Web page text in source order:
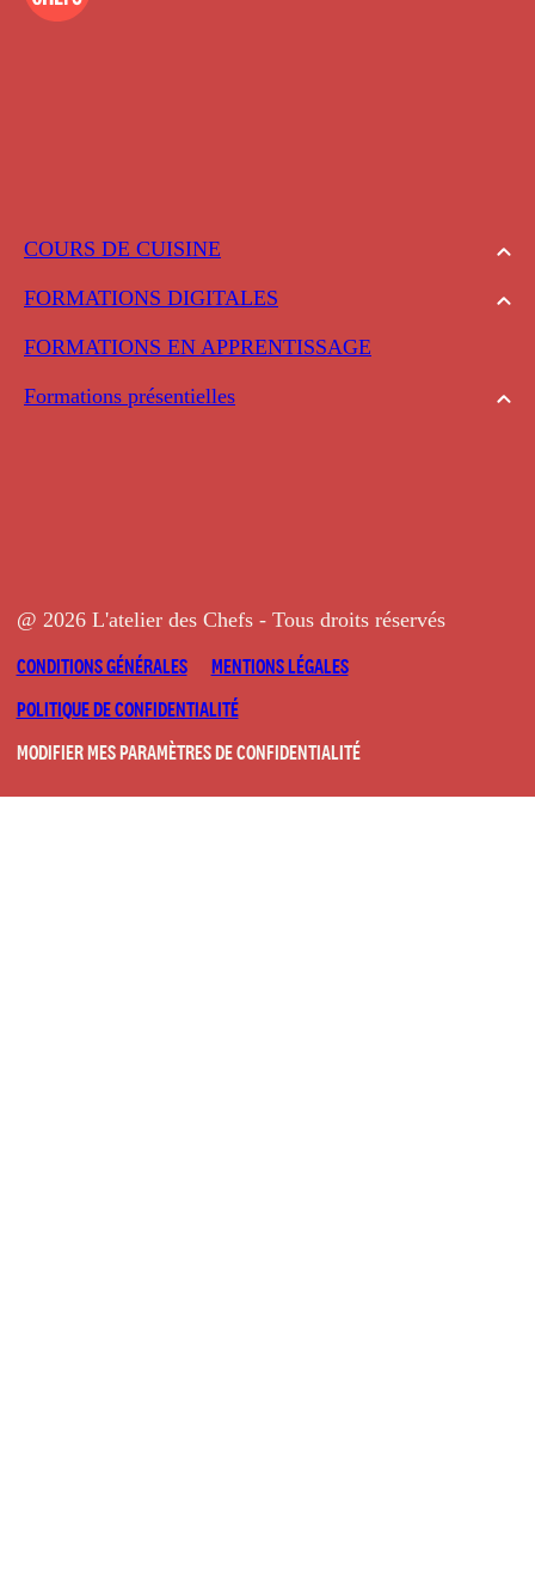
COURS DE CUISINE
FORMATIONS DIGITALES
FORMATIONS EN APPRENTISSAGE
Formations présentielles
@ 2026 L'atelier des Chefs - Tous droits réservés
CONDITIONS GÉNÉRALES
MENTIONS LÉGALES
POLITIQUE DE CONFIDENTIALITÉ
MODIFIER MES PARAMÈTRES DE CONFIDENTIALITÉ